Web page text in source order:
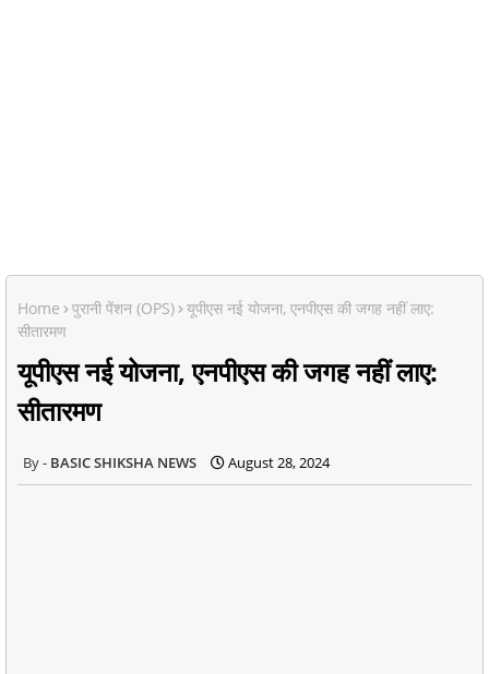
Home पुरानी पेंशन (OPS) यूपीएस नई योजना, एनपीएस की जगह नहीं लाए:
सीतारमण
यूपीएस नई योजना, एनपीएस की जगह नहीं लाए:
सीतारमण
BASIC SHIKSHA NEWS August 28, 2024